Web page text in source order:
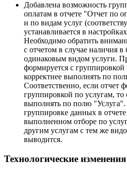
Добавлена возможность
оплатам в отчете "Отчет по
и по видам услуг
устанавливается в
Необходимо обратить
с отчетом в случае наличия в
одинаковым видом услуги.
формируется с группировкой
корректнее выполнять по
Соответственно, если отчет
группировкой по услугам, то
выполнять по полю
группировке данных в
выполненном отборе по
другим услугам с тем же
выводится.
Технологические изменения